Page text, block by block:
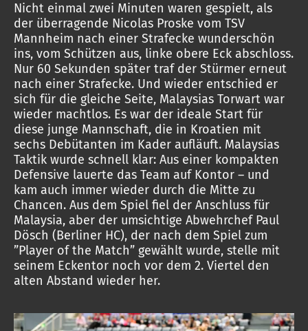
Nicht einmal zwei Minuten waren gespielt, als
der überragende Nicolas Proske vom TSV
Mannheim nach einer Strafecke wunderschön
ins, vom Schützen aus, linke obere Eck abschloss.
Nur 60 Sekunden später traf der Stürmer erneut
nach einer Strafecke. Und wieder entschied er
sich für die gleiche Seite, Malaysias Torwart war
wieder machtlos. Es war der ideale Start für
diese junge Mannschaft, die in Kroatien mit
sechs Debütanten im Kader aufläuft. Malaysias
Taktik wurde schnell klar: Aus einer kompakten
Defensive lauerte das Team auf Kontor – und
kam auch immer wieder durch die Mitte zu
Chancen. Aus dem Spiel fiel der Anschluss für
Malaysia, aber der umsichtige Abwehrchef Paul
Dösch (Berliner HC), der nach dem Spiel zum
”Player of the Match” gewählt wurde, stelle mit
seinem Eckentor noch vor dem 2. Viertel den
alten Abstand wieder her.